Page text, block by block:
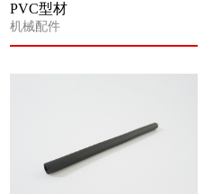
PVC型材
机械配件